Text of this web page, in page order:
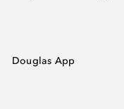
Douglas App